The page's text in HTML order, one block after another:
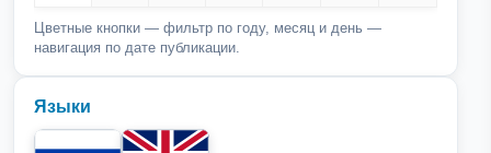
Цветные кнопки — фильтр по году, месяц и день —
навигация по дате публикации.
Языки